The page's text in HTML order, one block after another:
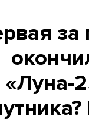
за
«Луна-